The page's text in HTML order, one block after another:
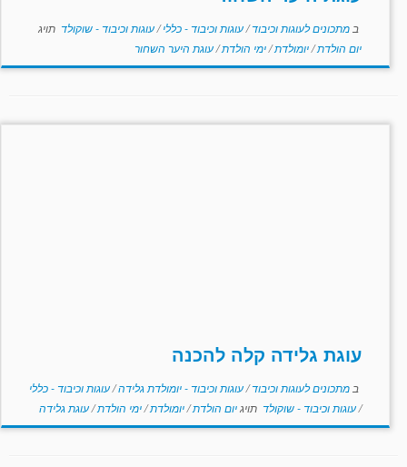
ב מתכונים לעוגות וכיבוד/עוגות וכיבוד - כללי/עוגות וכיבוד - שוקולד תויג
יום הולדת/יומולדת/ימי הולדת/עוגת היער השחור
עוגת גלידה קלה להכנה
ב מתכונים לעוגות וכיבוד/עוגות וכיבוד - יומולדת גלידה/עוגות וכיבוד - כללי
/עוגות וכיבוד - שוקולד תויגיום הולדת/יומולדת/ימי הולדת/עוגת גלידה